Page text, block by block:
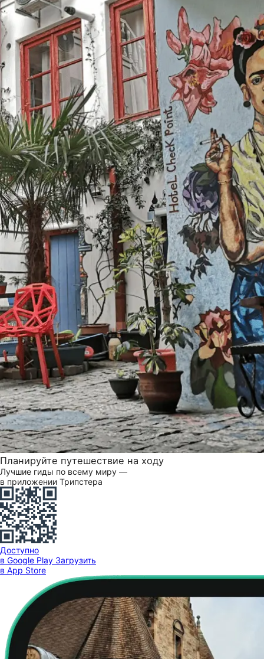
Планируйте путешествие на ходу
Лучшие гиды по всему миру —
в приложении Трипстера
Доступно
в Google Play Загрузить
в App Store